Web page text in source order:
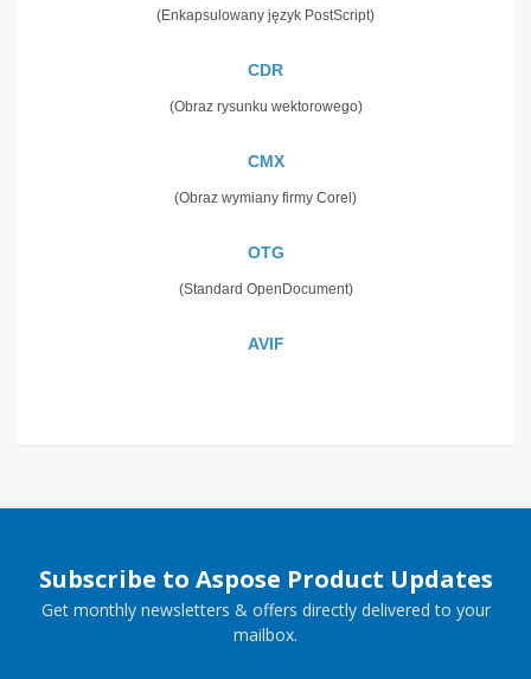
(Enkapsulowany język PostScript)
CDR
(Obraz rysunku wektorowego)
CMX
(Obraz wymiany firmy Corel)
OTG
(Standard OpenDocument)
AVIF
Subscribe to Aspose Product Updates
Get monthly newsletters & offers directly delivered to your
mailbox.